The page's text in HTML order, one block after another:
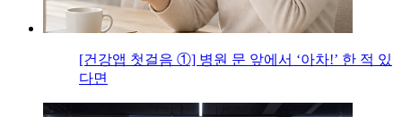
[건강앱 첫걸음 ①] 병원 문 앞에서 ‘아차!’ 한 적 있
다면